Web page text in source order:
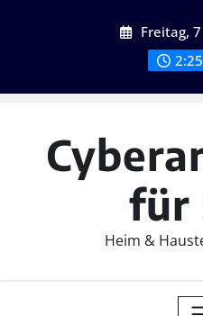
Freitag,
für
Heim &